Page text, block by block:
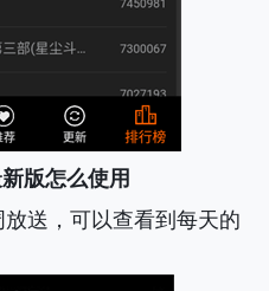
版怎么使用
送，可以查看到每天的